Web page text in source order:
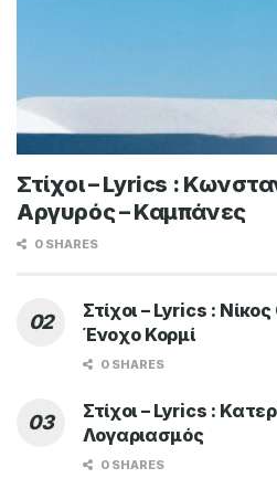
Στίχοι – Lyrics :
Αργυρός – Καμπάνες
0 SHARES
Στίχοι – Lyrics :
Ένοχο Κορμί
0 SHARES
Στίχοι – Lyrics :
Λογαριασμός
0 SHARES